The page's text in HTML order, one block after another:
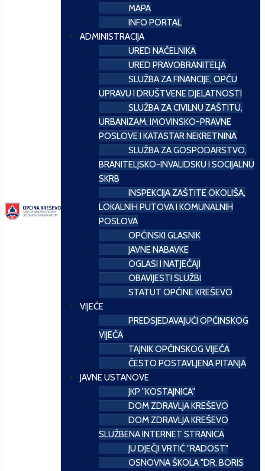
MAPA
INFO PORTAL
ADMINISTRACIJA
URED NAČELNIKA
URED PRAVOBRANITELJA
SLUŽBA ZA FINANCIJE, OPĆU
UPRAVU I DRUŠTVENE DJELATNOSTI
SLUŽBA ZA CIVILNU ZAŠTITU,
URBANIZAM, IMOVINSKO-PRAVNE
POSLOVE I KATASTAR NEKRETNINA
SLUŽBA ZA GOSPODARSTVO,
BRANITELJSKO-INVALIDSKU I SOCIJALNU
SKRB
INSPEKCIJA ZAŠTITE OKOLIŠA,
LOKALNIH PUTOVA I KOMUNALNIH
POSLOVA
OPĆINSKI GLASNIK
JAVNE NABAVKE
OGLASI I NATJEČAJI
OBAVIJESTI SLUŽBI
STATUT OPĆINE KREŠEVO
VIJEĆE
PREDSJEDAVAJUĆI OPĆINSKOG
VIJEĆA
TAJNIK OPĆINSKOG VIJEĆA
ČESTO POSTAVLJENA PITANJA
JAVNE USTANOVE
JKP "KOSTAJNICA"
DOM ZDRAVLJA KREŠEVO
DOM ZDRAVLJA KREŠEVO
SLUŽBENA INTERNET STRANICA
JU DJEČJI VRTIĆ "RADOST"
OSNOVNA ŠKOLA "DR. BORIS